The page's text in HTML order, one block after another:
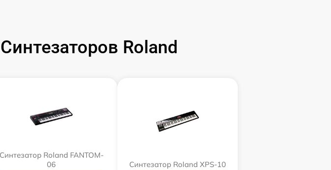
Roland
Синтезатор Roland FANTOM-
06
Синтезатор Roland XPS-10